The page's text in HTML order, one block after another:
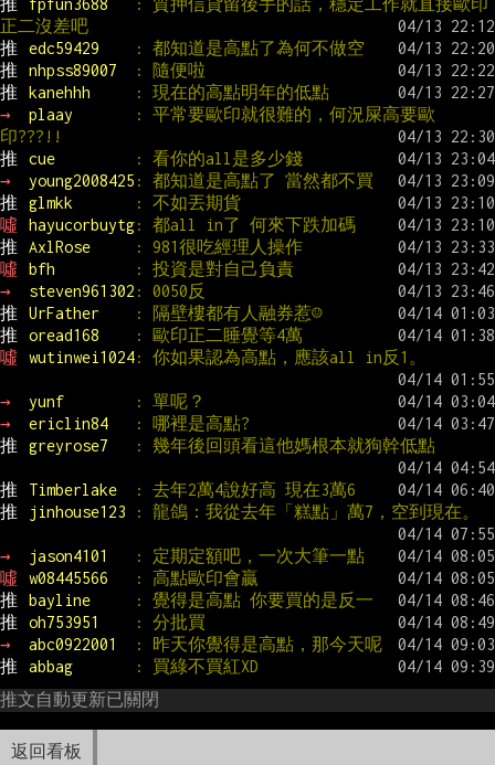
返回看板
正二沒差吧
推
edc59429
: 都知道是高點了為何不做空
推
nhpss89007
: 隨便啦
推
kanehhh
: 現在的高點明年的低點
→
plaay
: 平常要歐印就很難的，何況屎高要歐
印???!!
推
cue
: 看你的all是多少錢
→
young2008425 : 都知道是高點了 當然都不買
推
glmkk
: 不如丟期貨
噓
hayucorbuytg: 都all in了 何來下跌加碼
推
AxlRose
: 981很吃經理人操作
噓
bfh
: 投資是對自己負責
→
steven961302 : 0050反
推
UrFather
: 隔壁樓都有人融券惹☺
推
oread168
: 歐印正二睡覺等4萬
噓
wutinwei1024: 你如果認為高點，應該all in反1。
→ yunf
: 單呢？
→
ericlin84
: 哪裡是高點?
推
greyrose7 : 幾年後回頭看這他媽根本就狗幹低點
推 Timberlake
: 去年2萬4說好高 現在3萬6
推
jinhouse123 : 龍鴿：我從去年「糕點」萬7，空到現在。
→ jason4101
: 定期定額吧，一次大筆一點
噓
w08445566
: 高點歐印會贏
推
bayline
: 覺得是高點 你要買的是反一
推
oh753951
: 分批買
→
abc0922001
: 昨天你覺得是高點，那今天呢
推
abbag
: 買綠不買紅XD
推文自動更新已關閉